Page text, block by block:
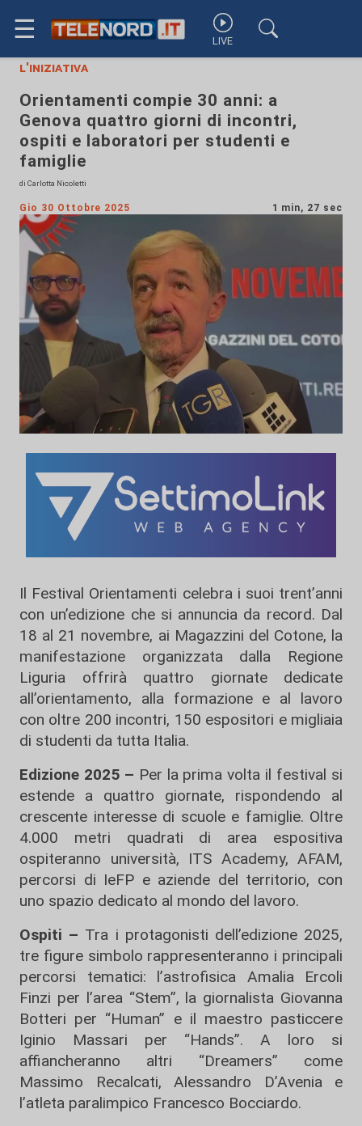
☰ LIVE
l'iniziativa
Orientamenti compie 30 anni: a
Genova quattro giorni di incontri,
ospiti e laboratori per studenti e
famiglie
di Carlotta Nicoletti
Gio 30 Ottobre 2025 1 min, 27 sec
Il Festival Orientamenti celebra i suoi trent’anni
con un’edizione che si annuncia da record. Dal
18 al 21 novembre, ai Magazzini del Cotone, la
manifestazione organizzata dalla Regione
Liguria offrirà quattro giornate dedicate
all’orientamento, alla formazione e al lavoro
con oltre 200 incontri, 150 espositori e migliaia
di studenti da tutta Italia.
Edizione 2025 – Per la prima volta il festival si
estende a quattro giornate, rispondendo al
crescente interesse di scuole e famiglie. Oltre
4.000 metri quadrati di area espositiva
ospiteranno università, ITS Academy, AFAM,
percorsi di IeFP e aziende del territorio, con
uno spazio dedicato al mondo del lavoro.
Ospiti – Tra i protagonisti dell’edizione 2025,
tre figure simbolo rappresenteranno i principali
percorsi tematici: l’astrofisica Amalia Ercoli
Finzi per l’area “Stem”, la giornalista Giovanna
Botteri per “Human” e il maestro pasticcere
Iginio Massari per “Hands”. A loro si
affiancheranno altri “Dreamers” come
Massimo Recalcati, Alessandro D’Avenia e
l’atleta paralimpico Francesco Bocciardo.